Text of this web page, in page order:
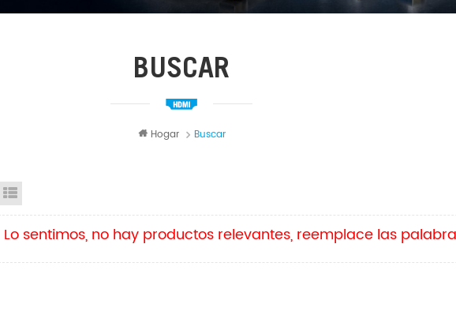
BUSCAR
Hogar Buscar
Grid View
Lo sentimos, no hay productos relevantes, reemplace las